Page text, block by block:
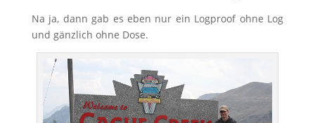
Na ja, dann gab es eben nur ein Logproof ohne Log
und gänzlich ohne Dose.